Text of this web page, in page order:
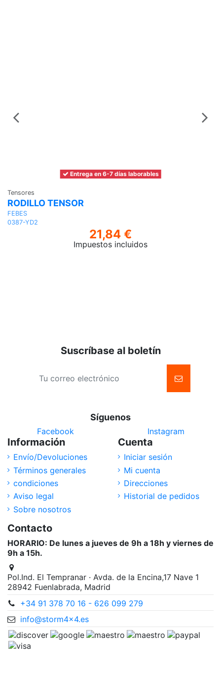
Entrega en 6-7 días laborables
Tensores
RODILLO TENSOR
FEBES
0387-YD2
21,84 €
Impuestos incluidos
Suscríbase al boletín
Síguenos
Facebook Instagram
Información
Envío/Devoluciones
Términos generales
condiciones
Aviso legal
Sobre nosotros
Cuenta
Iniciar sesión
Mi cuenta
Direcciones
Historial de pedidos
Contacto
HORARIO: De lunes a jueves de 9h a 18h y viernes de
9h a 15h.
Pol.Ind. El Tempranar · Avda. de la Encina,17 Nave 1
28942 Fuenlabrada, Madrid
+34 91 378 70 16 - 626 099 279
info@storm4x4.es